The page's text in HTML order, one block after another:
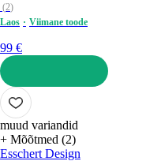
(2)
Laos
Viimane toode
99 €
LISA OSTUKORVI
muud variandid
+ Mõõtmed (2)
Esschert Design